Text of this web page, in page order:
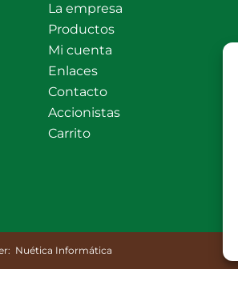
La empresa
Productos
Mi cuenta
Enlaces
Contacto
Accionistas
Carrito
Nuética Informática